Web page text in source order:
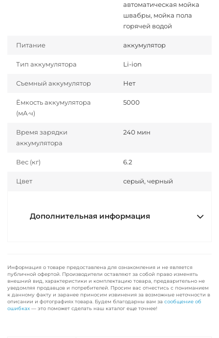
автоматическая мойка
швабры, мойка пола
горячей водой
Питание аккумулятор
Тип аккумулятора Li-ion
Съемный аккумулятор Нет
Ёмкость аккумулятора
(мА·ч)
5000
Время зарядки
аккумулятора
240 мин
Вес (кг) 6.2
Цвет серый, черный
Дополнительная информация
Информация о товаре предоставлена для ознакомления и не является
публичной офертой. Производители оставляют за собой право изменять
внешний вид, характеристики и комплектацию товара, предварительно не
уведомляя продавцов и потребителей. Просим вас отнестись с пониманием
к данному факту и заранее приносим извинения за возможные неточности в
описании и фотографиях товара. Будем благодарны вам за сообщение об
ошибках — это поможет сделать наш каталог еще точнее!